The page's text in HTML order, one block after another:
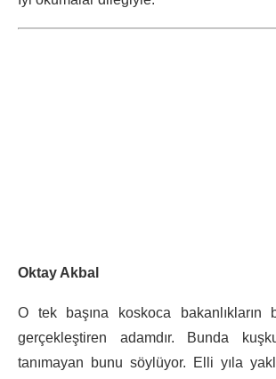
Oktay Akbal
O tek başına koskoca bakanlıkların
gerçekleştiren adamdır. Bunda
tanımayan bunu söylüyor. Elli yıla